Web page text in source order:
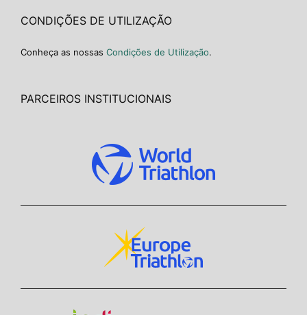
CONDIÇÕES DE UTILIZAÇÃO
Conheça as nossas Condições de Utilização.
PARCEIROS INSTITUCIONAIS